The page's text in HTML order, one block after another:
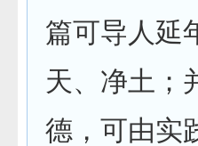
篇可导人延
天、净土；
德，可由实